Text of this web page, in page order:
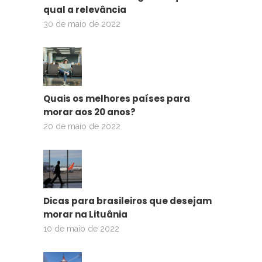
qual a relevância
30 de maio de 2022
Quais os melhores países para
morar aos 20 anos?
20 de maio de 2022
Dicas para brasileiros que desejam
morar na Lituânia
10 de maio de 2022